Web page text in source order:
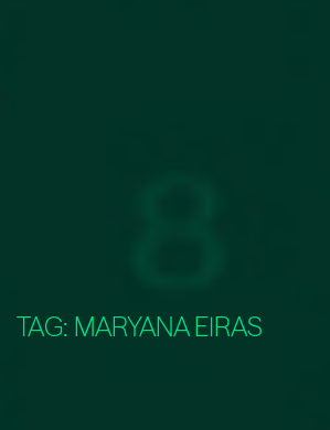
TAG: MARYANA EIRAS